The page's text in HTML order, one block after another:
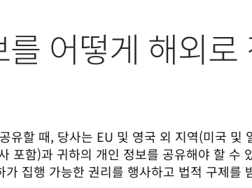
어떻게 해외로
유할 때, 당사는 EU 및 영국 외 지역(미국 및
포함)과 귀하의 개인 정보를 공유해야 할 수
집행 가능한 권리를 행사하고 법적 구제를